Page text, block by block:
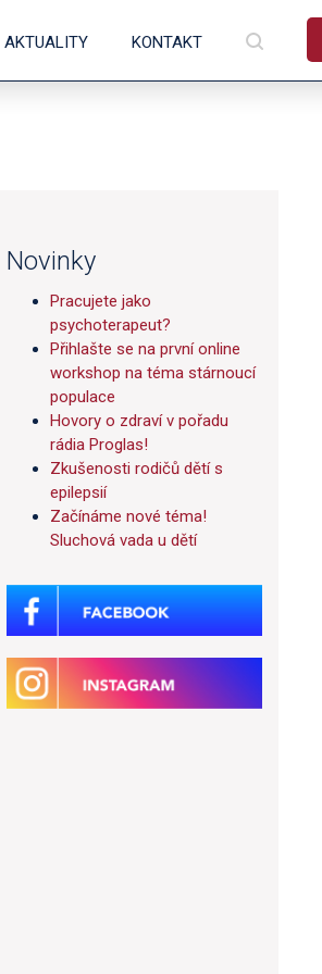
AKTUALITY KONTAKT
Novinky
Pracujete jako
psychoterapeut?
Přihlašte se na první online
workshop na téma stárnoucí
populace
Hovory o zdraví v pořadu
rádia Proglas!
Zkušenosti rodičů dětí s
epilepsií
Začínáme nové téma!
Sluchová vada u dětí